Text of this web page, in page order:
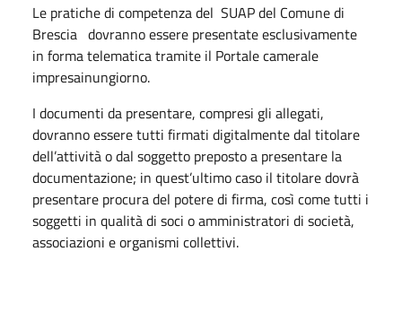
Le pratiche di competenza del SUAP del Comune di
Brescia dovranno essere presentate esclusivamente
in forma telematica tramite il Portale camerale
impresainungior​no.
​I documenti da presentare, compresi gli allegati,
dovranno essere tutti firmati digitalmente dal titolare
dell’attività o dal soggetto preposto a presentare la
documentazione; in quest’ultimo caso il titolare dovrà
presentare procura del potere di firma, così come tutti i
soggetti in qualità di soci o amministratori di società,
associazioni e organismi collettivi.